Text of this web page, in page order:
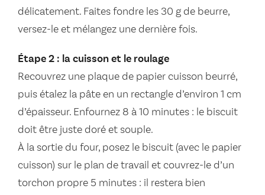
délicatement. Faites fondre les 30 g de beurre,
versez-le et mélangez une dernière fois.
Étape 2 : la cuisson et le roulage
Recouvrez une plaque de papier cuisson beurré,
puis étalez la pâte en un rectangle d’environ 1 cm
d’épaisseur. Enfournez 8 à 10 minutes : le biscuit
doit être juste doré et souple.
À la sortie du four, posez le biscuit (avec le papier
cuisson) sur le plan de travail et couvrez-le d’un
torchon propre 5 minutes : il restera bien